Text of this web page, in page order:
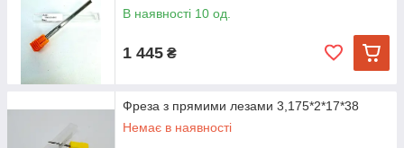
В наявності 10 од.
1 445 ₴
Фреза з прямими лезами 3,175*2*17*38
Немає в наявності